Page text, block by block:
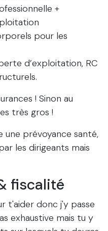
+
pour les
d’exploitation, RC
! Sinon au
très gros !
une prévoyance santé,
les dirigeants mais
fiscalité
t'aider donc j'y passe
exhaustive mais tu y